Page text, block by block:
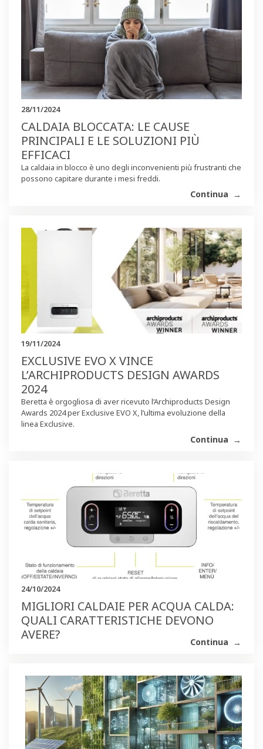
28/11/2024
CALDAIA BLOCCATA: LE CAUSE
PRINCIPALI E LE SOLUZIONI PIÙ
EFFICACI
La caldaia in blocco è uno degli inconvenienti più frustranti che
possono capitare durante i mesi freddi.
Continua
19/11/2024
EXCLUSIVE EVO X VINCE
L’ARCHIPRODUCTS DESIGN AWARDS
2024
Beretta è orgogliosa di aver ricevuto l’Archiproducts Design
Awards 2024 per Exclusive EVO X, l’ultima evoluzione della
linea Exclusive.
Continua
24/10/2024
MIGLIORI CALDAIE PER ACQUA CALDA:
QUALI CARATTERISTICHE DEVONO
AVERE?
Continua